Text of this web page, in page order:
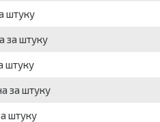
штуку
за штуку
штуку
за штуку
штуку